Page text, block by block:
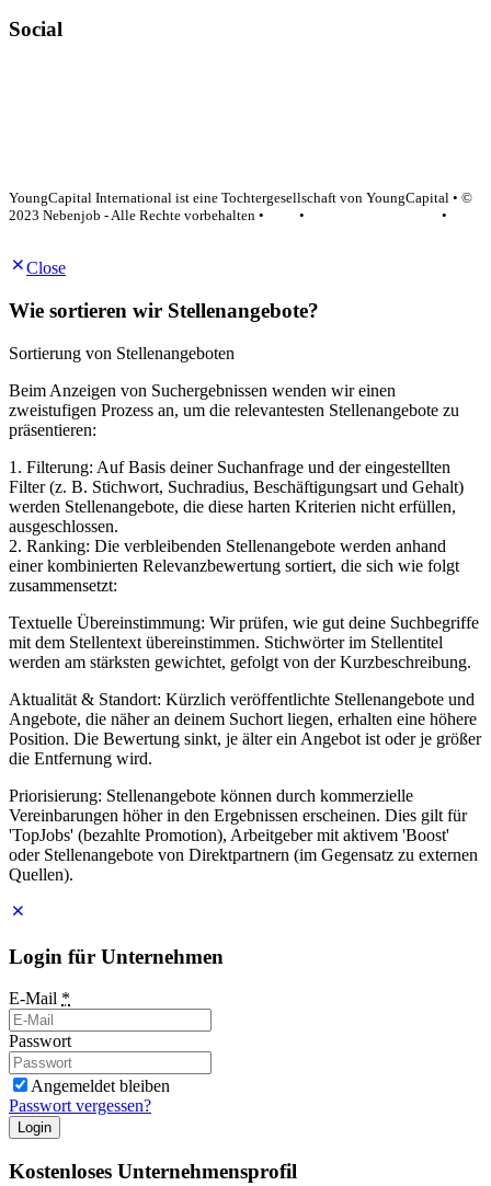
Social
YoungCapital International ist eine Tochtergesellschaft von YoungCapital • ©
2023 Nebenjob - Alle Rechte vorbehalten •
•
•
Close
Wie sortieren wir Stellenangebote?
Sortierung von Stellenangeboten
Beim Anzeigen von Suchergebnissen wenden wir einen
zweistufigen Prozess an, um die relevantesten Stellenangebote zu
präsentieren:
1. Filterung: Auf Basis deiner Suchanfrage und der eingestellten
Filter (z. B. Stichwort, Suchradius, Beschäftigungsart und Gehalt)
werden Stellenangebote, die diese harten Kriterien nicht erfüllen,
ausgeschlossen.
2. Ranking: Die verbleibenden Stellenangebote werden anhand
einer kombinierten Relevanzbewertung sortiert, die sich wie folgt
zusammensetzt:
Textuelle Übereinstimmung: Wir prüfen, wie gut deine Suchbegriffe
mit dem Stellentext übereinstimmen. Stichwörter im Stellentitel
werden am stärksten gewichtet, gefolgt von der Kurzbeschreibung.
Aktualität & Standort: Kürzlich veröffentlichte Stellenangebote und
Angebote, die näher an deinem Suchort liegen, erhalten eine höhere
Position. Die Bewertung sinkt, je älter ein Angebot ist oder je größer
die Entfernung wird.
Priorisierung: Stellenangebote können durch kommerzielle
Vereinbarungen höher in den Ergebnissen erscheinen. Dies gilt für
'TopJobs' (bezahlte Promotion), Arbeitgeber mit aktivem 'Boost'
oder Stellenangebote von Direktpartnern (im Gegensatz zu externen
Quellen).
Login für Unternehmen
E-Mail *
Passwort
Angemeldet bleiben
Passwort vergessen?
Login
Kostenloses Unternehmensprofil